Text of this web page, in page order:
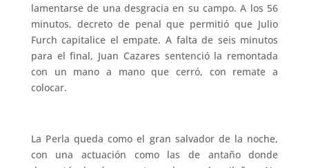
lamentarse de una desgracia en su campo. A los 56
minutos, decreto de penal que permitió que Julio
Furch capitalice el empate. A falta de seis minutos
para el final, Juan Cazares sentenció la remontada
con un mano a mano que cerró, con remate a
colocar.
La Perla queda como el gran salvador de la noche,
con una actuación como las de antaño donde